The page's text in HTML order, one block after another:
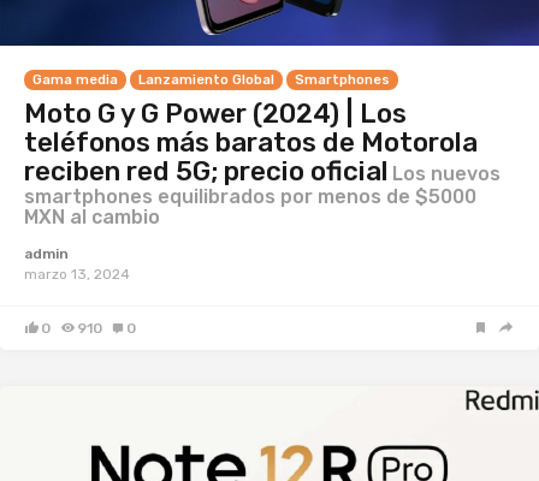
Gama media Lanzamiento Global Smartphones
Moto G y G Power (2024) | Los
teléfonos más baratos de Motorola
reciben red 5G; precio oficial Los nuevos
smartphones equilibrados por menos de $5000
MXN al cambio
admin
marzo 13, 2024
0 910 0